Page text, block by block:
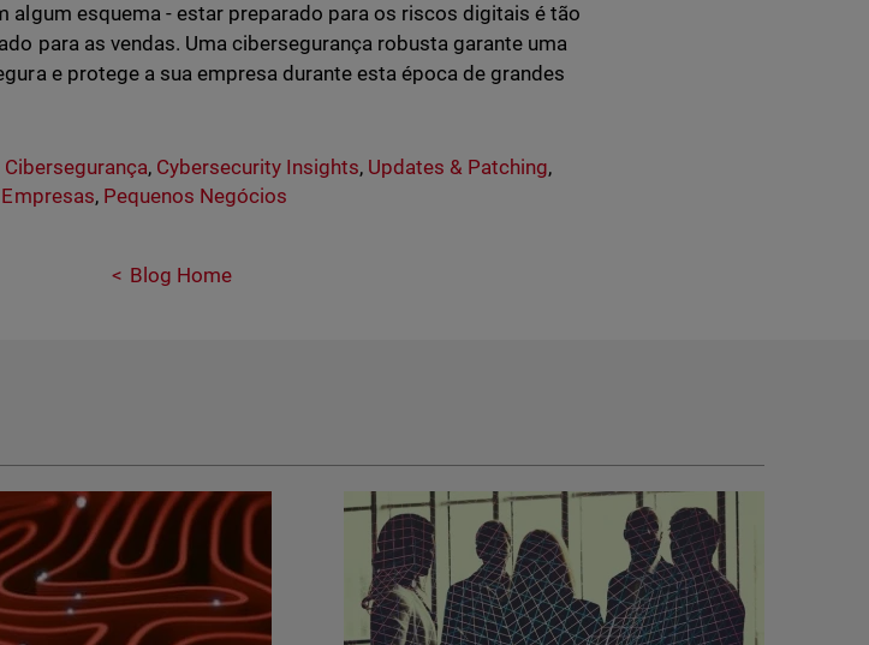
algum esquema - estar preparado para os riscos digitais é tão
para as vendas. Uma cibersegurança robusta garante uma
e protege a sua empresa durante esta época de grandes
, Cybersecurity Insights, Updates & Patching,
, Pequenos Negócios
Blog Home